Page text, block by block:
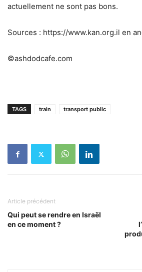
actuellement ne sont pas bons.
Sources : https://www.kan.org.il en
©ashdodcafe.com
TAGS train transport public
Article précédent
Qui peut se rendre en Israël
en ce moment ?